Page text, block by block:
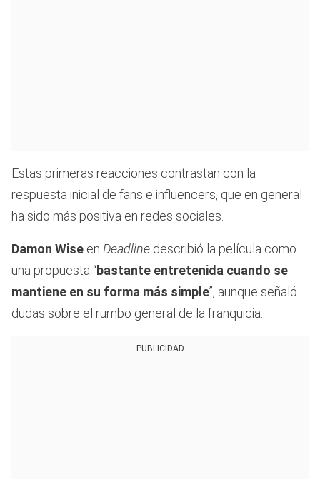
Estas primeras reacciones contrastan con la
respuesta inicial de fans e influencers, que en general
ha sido más positiva en redes sociales.
Damon Wise en Deadline describió la película como
una propuesta “bastante entretenida cuando se
mantiene en su forma más simple”, aunque señaló
dudas sobre el rumbo general de la franquicia.
PUBLICIDAD